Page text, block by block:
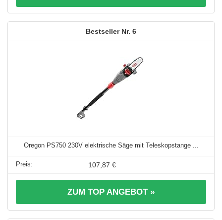
6
Oregon PS750 230V elektrische Säge mit Teleskopstange ...
107,87 €
ZUM TOP ANGEBOT »